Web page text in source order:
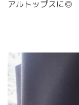
アルトップスに◎